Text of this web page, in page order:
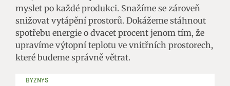
myslet po každé produkci. Snažíme se zároveň
snižovat vytápění prostorů. Dokážeme stáhnout
spotřebu energie o dvacet procent jenom tím, že
upravíme výtopní teplotu ve vnitřních prostorech,
které budeme správně větrat.
BYZNYS